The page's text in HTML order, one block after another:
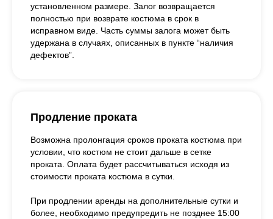
установленном размере. Залог возвращается
полностью при возврате костюма в срок в
исправном виде. Часть суммы залога может быть
удержана в случаях, описанных в пункте “наличия
дефектов”.
Продление проката
Возможна пролонгация сроков проката костюма при
условии, что костюм не стоит дальше в сетке
проката. Оплата будет рассчитываться исходя из
стоимости проката костюма в сутки.
При продлении аренды на дополнительные сутки и
более, необходимо предупредить не позднее 15:00